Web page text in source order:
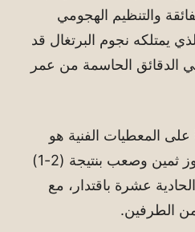
والتنظيم الهجومي
يمتلكه نجوم البرتغال قد
الدقائق الحاسمة من عمر
على المعطيات الفنية هو
تحقيق منتخب البرتغال لفوز ثمين وصعب بنتيجة (2-1)
عشرة باقتدار، مع
الطرفين.